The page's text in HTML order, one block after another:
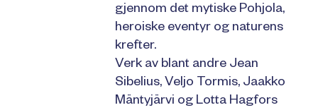
gjennom det mytiske Pohjola,
heroiske eventyr og naturens
krefter.
Verk av blant andre Jean
Sibelius, Veljo Tormis, Jaakko
Mäntyjärvi og Lotta Hagfors